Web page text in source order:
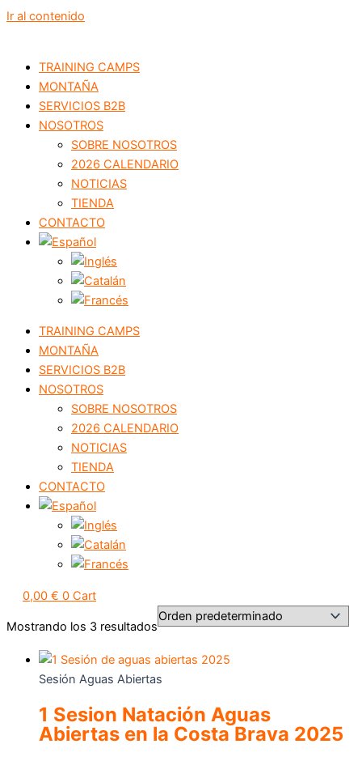
Ir al contenido
TRAINING CAMPS
MONTAÑA
SERVICIOS B2B
NOSOTROS
SOBRE NOSOTROS
2026 CALENDARIO
NOTICIAS
TIENDA
CONTACTO
TRAINING CAMPS
MONTAÑA
SERVICIOS B2B
NOSOTROS
SOBRE NOSOTROS
2026 CALENDARIO
NOTICIAS
TIENDA
CONTACTO
0,00 € 0 Cart
Mostrando los 3 resultados
Sesión Aguas Abiertas
1 Sesion Natación Aguas
Abiertas en la Costa Brava 2025